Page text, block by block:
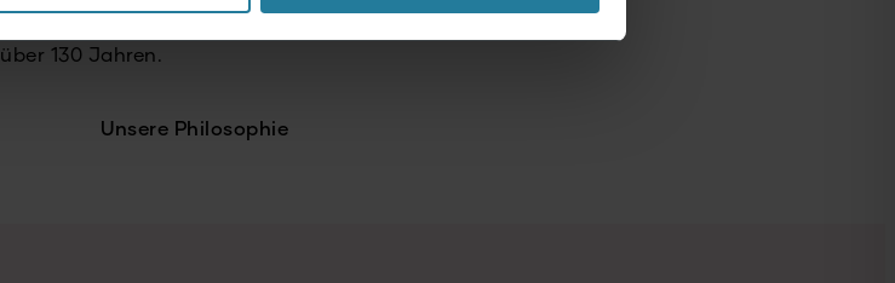
über 130 Jahren.
Unsere Philosophie